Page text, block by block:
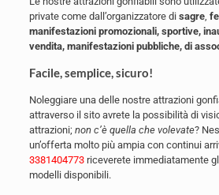
private come dall’organizzatore di sagre,
manifestazioni promozionali, sportive,
vendita, manifestazioni pubbliche, di
Facile, semplice, sicuro!
Noleggiare una delle nostre attrazioni
attraverso il sito avrete la possibilità di
attrazioni; non c’è quella che volevate?
un’offerta molto più ampia con continui
3381404773 riceverete immediatamente
modelli disponibili.